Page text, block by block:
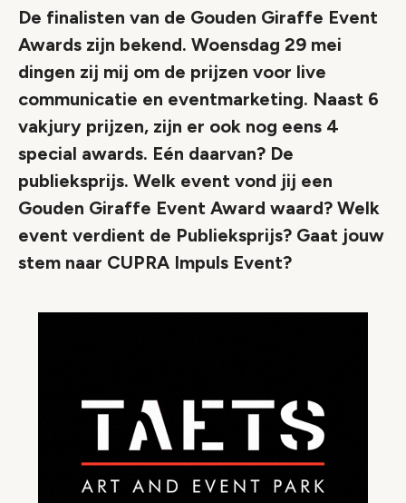
De finalisten van de Gouden Giraffe Event
Awards zijn bekend. Woensdag 29 mei
dingen zij mij om de prijzen voor live
communicatie en eventmarketing. Naast 6
vakjury prijzen, zijn er ook nog eens 4
special awards. Eén daarvan? De
publieksprijs. Welk event vond jij een
Gouden Giraffe Event Award waard? Welk
event verdient de Publieksprijs? Gaat jouw
stem naar CUPRA Impuls Event?